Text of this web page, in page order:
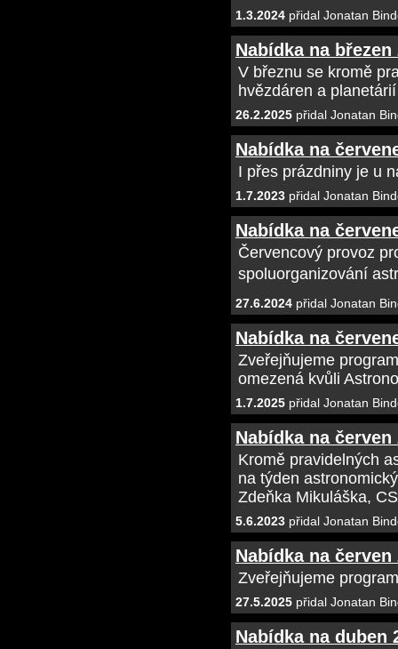
1.3.2024 přidal Jonatan
Nabídka na březen
V březnu se kromě
hvězdáren a
26.2.2025 přidal Jonatan
Nabídka na
I přes prázdniny je u
1.7.2023 přidal Jonatan
Nabídka na
Červencový provoz
spoluorganizování
27.6.2024 přidal Jonatan
Nabídka na
Zveřejňujeme
omezená kvůli
1.7.2025 přidal Jonatan
Nabídka na červen
Kromě pravidelných
na týden
Zdeňka Mikuláška,
5.6.2023 přidal Jonatan
Nabídka na červen
Zveřejňujeme
27.5.2025 přidal Jonatan
Nabídka na duben